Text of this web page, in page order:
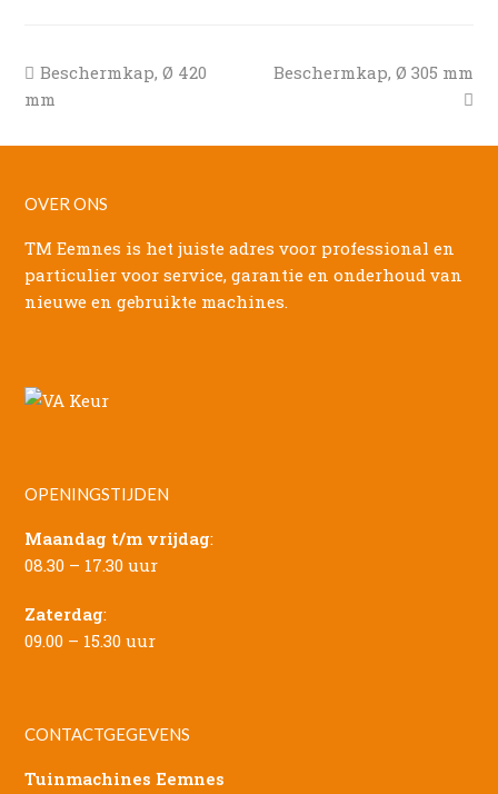
previous
post:
Beschermkap, Ø 420
mm
next
Beschermkap, Ø 305 mm
OVER ONS
TM Eemnes is het juiste adres voor professional en
particulier voor service, garantie en onderhoud van
nieuwe en gebruikte machines.
OPENINGSTIJDEN
Maandag t/m vrijdag:
08.30 – 17.30 uur
Zaterdag:
09.00 – 15.30 uur
CONTACTGEGEVENS
Tuinmachines Eemnes